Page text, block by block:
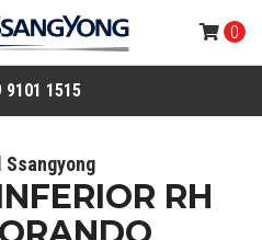
9101 1515
0
Ssangyong
RH